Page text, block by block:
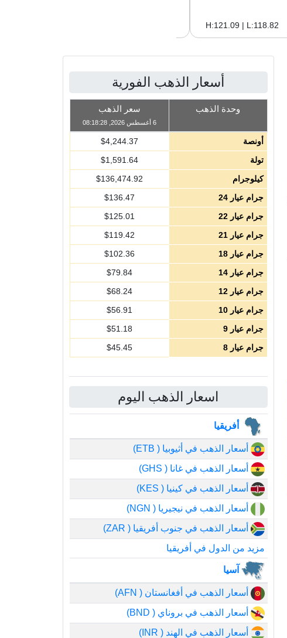
H:121.09 | L:118.82
أسعار الذهب الفورية
وحدة الذهب سعر الذهب
6 أغسطس 2026, 08:18:28
أونصة $4,244.37
تولة
$1,591.64
كيلوجرام
$136,474.92
جرام عيار 24
$136.47
جرام عيار 22
$125.01
جرام عيار 21
$119.42
جرام عيار 18
$102.36
جرام عيار 14
$79.84
جرام عيار 12
$68.24
جرام عيار 10
$56.91
جرام عيار 9
$51.18
جرام عيار 8
$45.45
اسعار الذهب اليوم
أفريقيا
أسعار الذهب في أثيوبيا ( ETB)
أسعار الذهب في غانا ( GHS)
أسعار الذهب في كينيا ( KES)
أسعار الذهب في نيجيريا ( NGN)
أسعار الذهب في جنوب أفريقيا ( ZAR)
مزيد من الدول في أفريقيا
آسيا
أسعار الذهب في أفغانستان ( AFN)
أسعار الذهب في بروناي ( BND)
أسعار الذهب في الهند ( INR)